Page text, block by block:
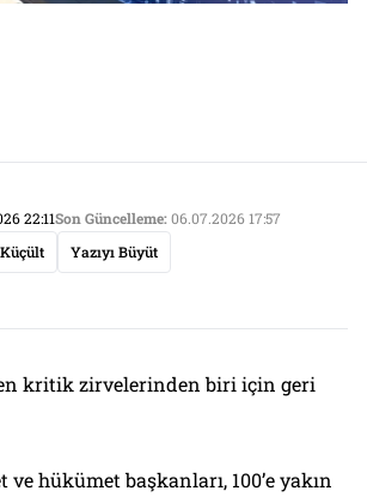
22:11Son Güncelleme:06.07.2026 17:57
Küçült Yazıyı Büyüt
kritik zirvelerinden biri için geri
hükümet başkanları, 100’e yakın